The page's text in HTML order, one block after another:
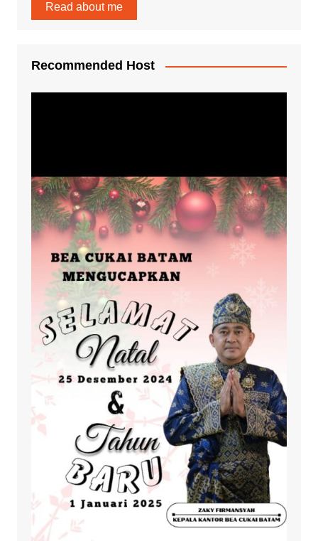
Read about me
Recommended Host